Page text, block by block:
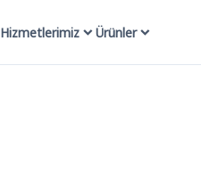
Hizmetlerimiz Ürünler